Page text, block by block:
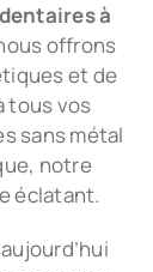
à
offrons
et de
tous vos
sans métal
notre
éclatant.